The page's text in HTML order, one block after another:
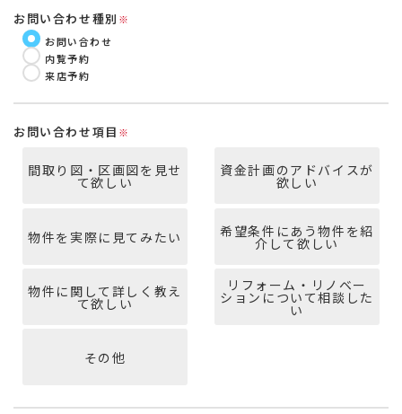
お問い合わせ種別 ※
お問い合わせ
内覧予約
来店予約
お問い合わせ項目 ※
間取り図・区画図を見せ
て欲しい
資金計画のアドバイスが
欲しい
物件を実際に見てみたい 希望条件にあう物件を紹
介して欲しい
物件に関して詳しく教え
て欲しい
リフォーム・リノベー
ションについて相談した
い
その他